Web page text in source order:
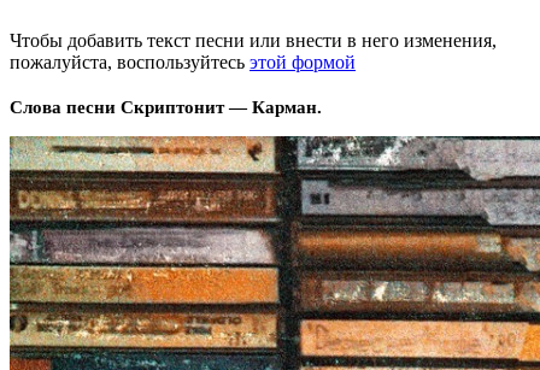
Чтобы добавить текст песни или внести в него изменения,
пожалуйста, воспользуйтесь этой формой
Слова песни Скриптонит — Карман.